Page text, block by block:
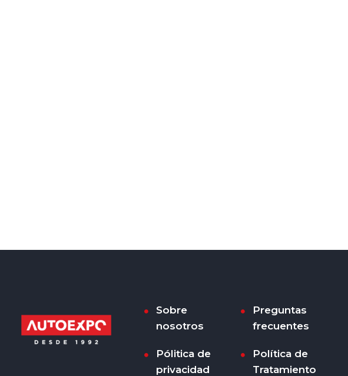
Sobre
nosotros
Preguntas
frecuentes
Pólitica de
privacidad
Política de
Tratamiento